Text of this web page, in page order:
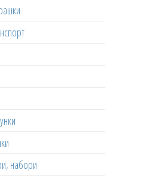
набори